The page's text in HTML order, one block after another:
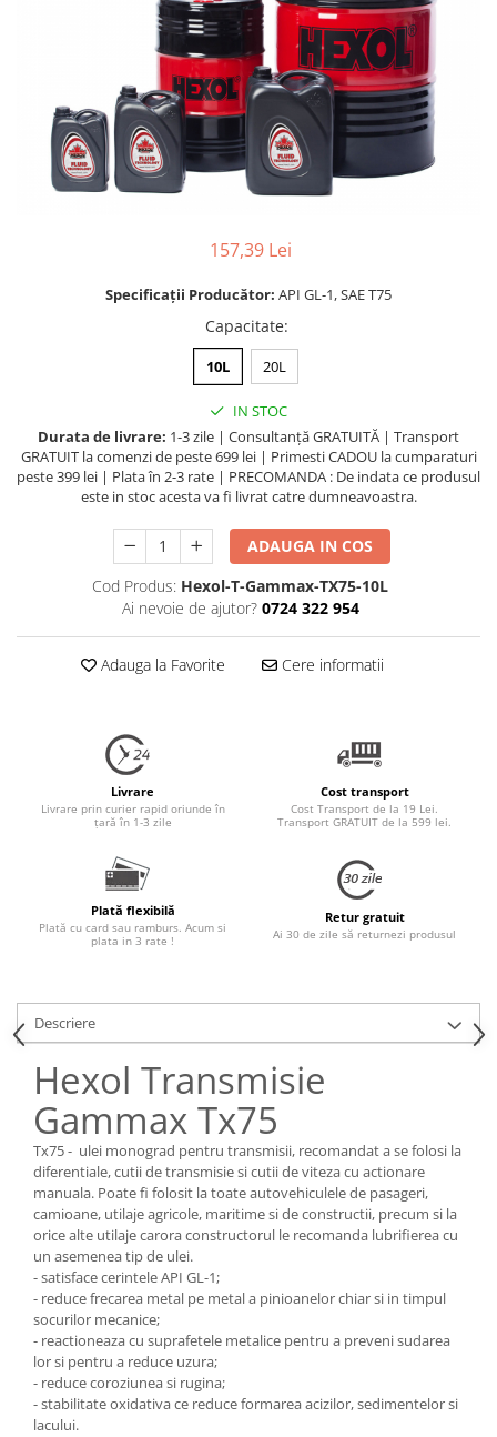
Lichide Întreținere
Lichide Întreținere Autoturisme
Lichide Întreținere Camioane
Lichide Întreținere Motociclete
Lichide Întreținere Utilaje
157,39 Lei
Specificații Producător: API GL-1, SAE T75
Capacitate:
10L 20L
IN STOC
Durata de livrare: 1-3 zile | Consultanță GRATUITĂ | Transport
GRATUIT la comenzi de peste 699 lei | Primesti CADOU la cumparaturi
peste 399 lei | Plata în 2-3 rate | PRECOMANDA : De indata ce produsul
este in stoc acesta va fi livrat catre dumneavoastra.
ADAUGA IN COS
Cod Produs: Hexol-T-Gammax-TX75-10L
Ai nevoie de ajutor? 0724 322 954
Adauga la Favorite Cere informatii
Livrare
Livrare prin curier rapid oriunde în
țară în 1-3 zile
Cost transport
Cost Transport de la 19 Lei.
Transport GRATUIT de la 599 lei.
Plată flexibilă
Plată cu card sau ramburs. Acum si
plata in 3 rate !
Retur gratuit
Ai 30 de zile să returnezi produsul
Descriere
Hexol Transmisie
Gammax Tx75
Tx75 - ulei monograd pentru transmisii, recomandat a se folosi la
diferentiale, cutii de transmisie si cutii de viteza cu actionare
manuala. Poate fi folosit la toate autovehiculele de pasageri,
camioane, utilaje agricole, maritime si de constructii, precum si la
orice alte utilaje carora constructorul le recomanda lubrifierea cu
un asemenea tip de ulei.
- satisface cerintele API GL-1;
- reduce frecarea metal pe metal a pinioanelor chiar si in timpul
socurilor mecanice;
- reactioneaza cu suprafetele metalice pentru a preveni sudarea
lor si pentru a reduce uzura;
- reduce coroziunea si rugina;
- stabilitate oxidativa ce reduce formarea acizilor, sedimentelor si
lacului.